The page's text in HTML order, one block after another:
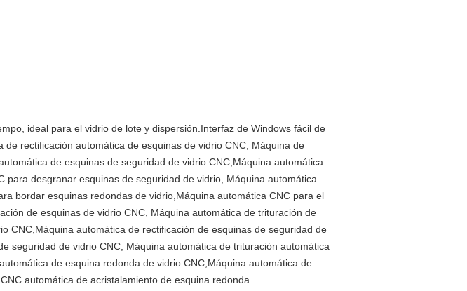
ideal para el vidrio de lote y dispersión.Interfaz de Windows fácil de
rectificación automática de esquinas de vidrio CNC, Máquina de
de esquinas de seguridad de vidrio CNC,Máquina automática
desgranar esquinas de seguridad de vidrio, Máquina automática
bordar esquinas redondas de vidrio,Máquina automática CNC para el
de esquinas de vidrio CNC, Máquina automática de trituración de
CNC,Máquina automática de rectificación de esquinas de seguridad de
seguridad de vidrio CNC, Máquina automática de trituración automática
de esquina redonda de vidrio CNC,Máquina automática de
automática de acristalamiento de esquina redonda.